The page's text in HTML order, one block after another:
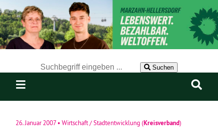
Suchen
26. Januar 2007• Wirtschaft / Stadtentwicklung (Kreisverband)